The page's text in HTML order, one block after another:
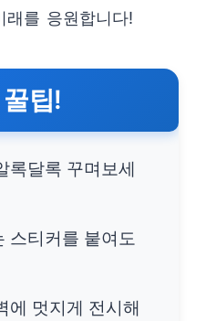
래를 응원합니다!
팁!
록달록 꾸며보세
스티커를 붙여도
에 멋지게 전시해